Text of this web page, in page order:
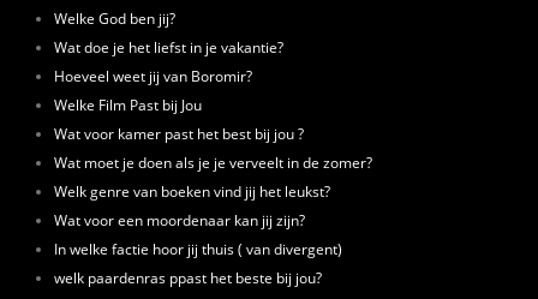
Welke God ben jij?
Wat doe je het liefst in je vakantie?
Hoeveel weet jij van Boromir?
Welke Film Past bij Jou
Wat voor kamer past het best bij jou ?
Wat moet je doen als je je verveelt in de zomer?
Welk genre van boeken vind jij het leukst?
Wat voor een moordenaar kan jij zijn?
In welke factie hoor jij thuis ( van divergent)
welk paardenras ppast het beste bij jou?